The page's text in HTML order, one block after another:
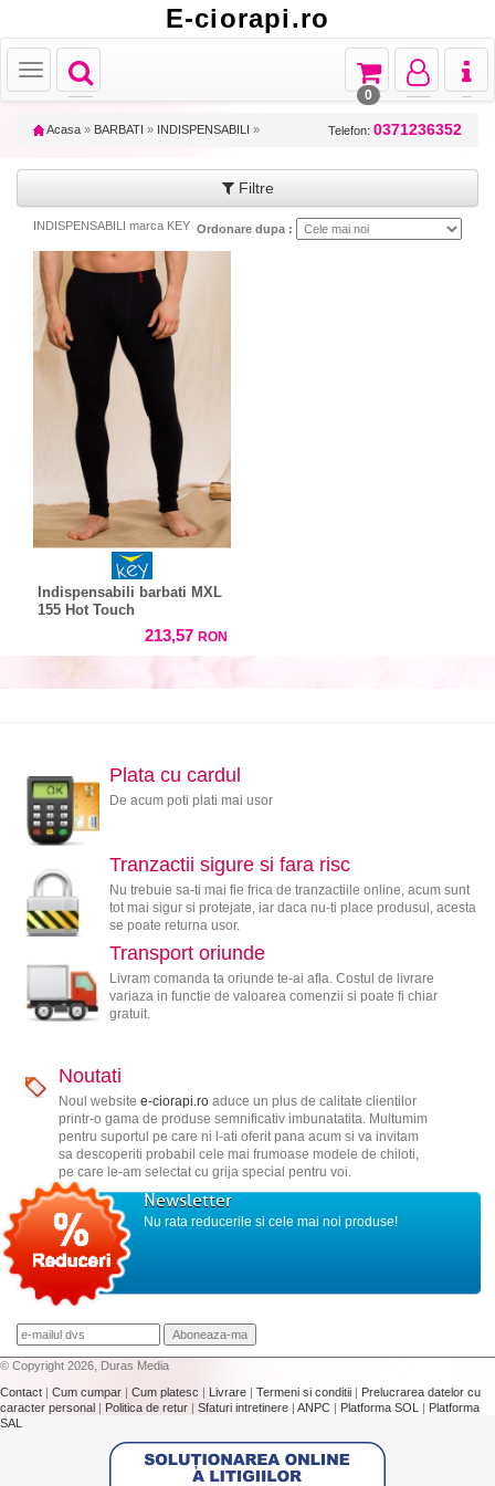
E-ciorapi.ro
Toggle
navigation
Toggle
Toggle
navigation
Toggle
navigation
Toggle
navigation
0
Acasa » BARBATI » INDISPENSABILI » Telefon: 0371236352
Filtre
INDISPENSABILI marca KEY Ordonare dupa :
Indispensabili barbati MXL
155 Hot Touch
213,57 RON
Plata cu cardul
De acum poti plati mai usor
Tranzactii sigure si fara risc
Nu trebuie sa-ti mai fie frica de tranzactiile online, acum sunt
tot mai sigur si protejate, iar daca nu-ti place produsul, acesta
se poate returna usor.
Transport oriunde
Livram comanda ta oriunde te-ai afla. Costul de livrare
variaza in functie de valoarea comenzii si poate fi chiar
gratuit.
Noutati
Noul website e-ciorapi.roaduce un plus de calitate clientilor
printr-o gama de produse semnificativ imbunatatita. Multumim
pentru suportul pe care ni l-ati oferit pana acum si va invitam
sa descoperiti probabil cele mai frumoase modele de chiloti,
pe care le-am selectat cu grija special pentru voi.
Newsletter
Nu rata reducerile si cele mai noi produse!
© Copyright 2026, Duras Media
Contact | Cum cumpar | Cum platesc | Livrare | Termeni si conditii | Prelucrarea datelor cu
caracter personal | Politica de retur | Sfaturi intretinere | ANPC | Platforma SOL | Platforma
SAL